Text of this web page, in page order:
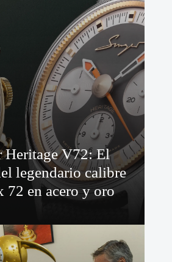
Heritage V72: El
legendario calibre
72 en acero y oro